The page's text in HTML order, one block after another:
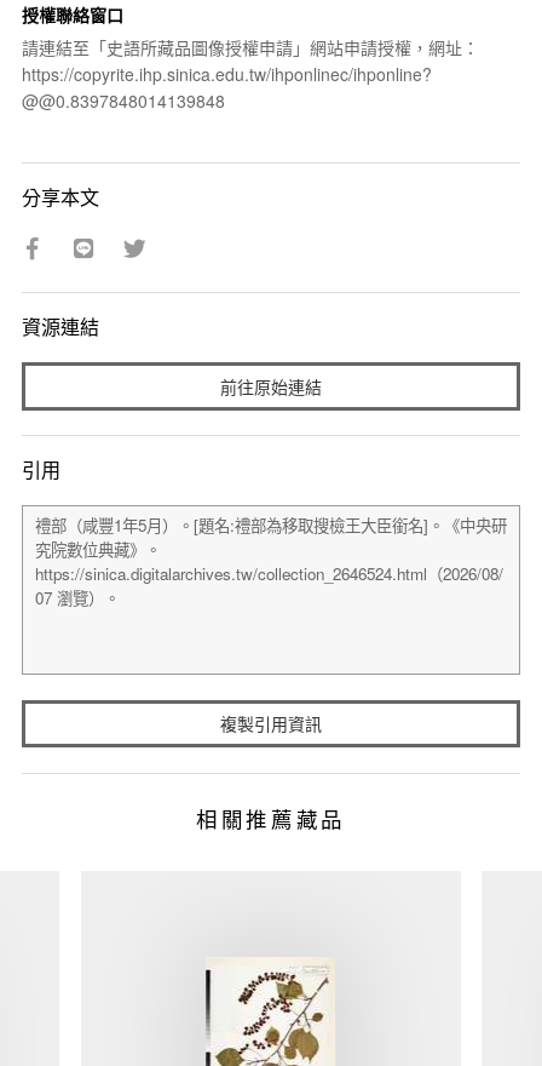
授權聯絡窗口
請連結至「史語所藏品圖像授權申請」網站申請授權，網址：
https://copyrite.ihp.sinica.edu.tw/ihponlinec/ihponline?
@@0.8397848014139848
分享本文
資源連結
前往原始連結
引用
複製引用資訊
相關推薦藏品